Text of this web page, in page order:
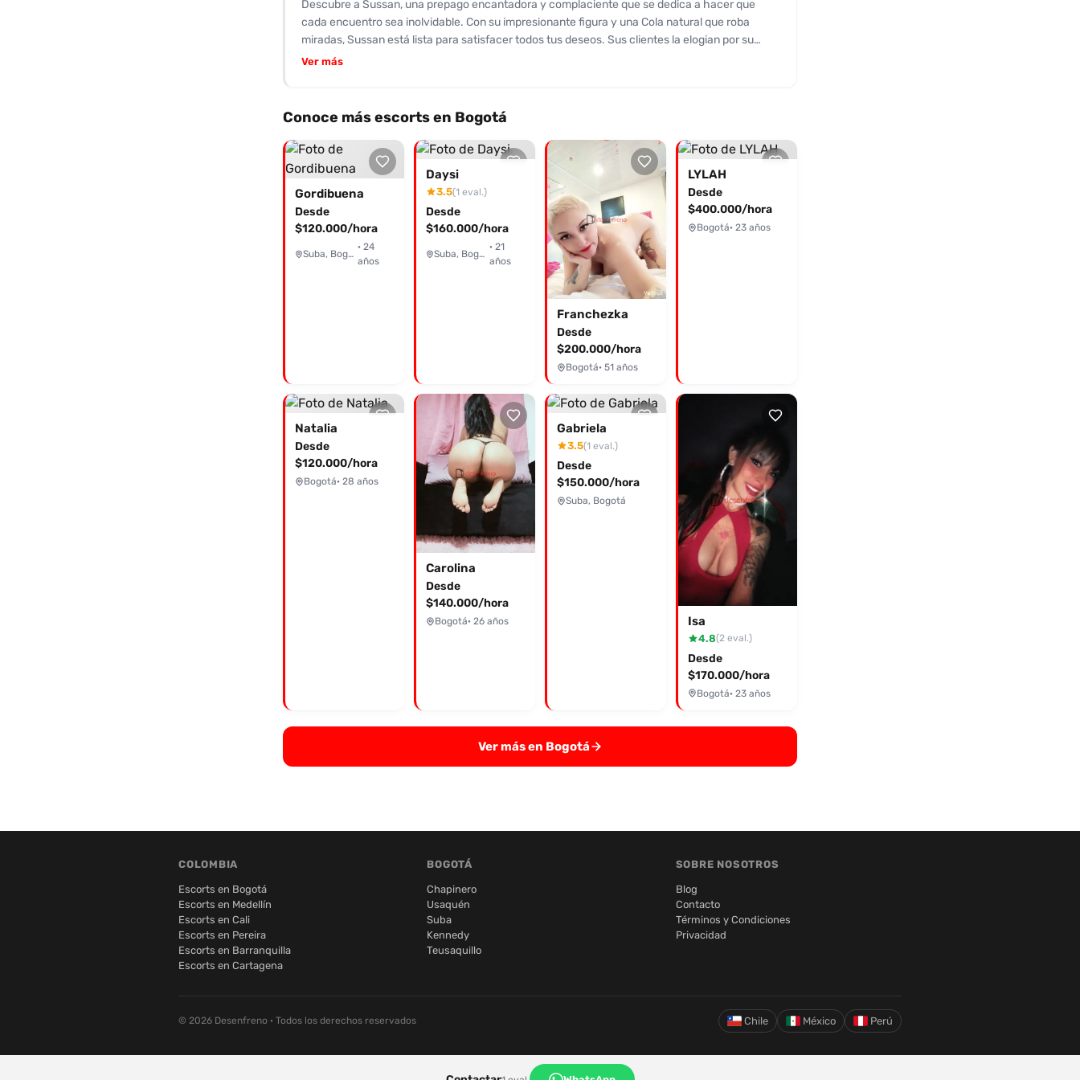
Descubre a Sussan, una prepago encantadora y complaciente que se dedica a hacer que
cada encuentro sea inolvidable. Con su impresionante figura y una Cola natural que roba
miradas, Sussan está lista para satisfacer todos tus deseos. Sus clientes la elogian por su
capacidad de hacerles sentir en el cielo, destacando su forma de jugar con su boca y manos.
contactar a Sussan. ¡Te está esperando para vivir momentos únicos!
Ver más
Conoce más escorts en Bogotá
Gordibuena
Desde
$120.000/hora
Suba, Bogotá
· 24
años
Daysi
3.5(1 eval.)
Desde
$160.000/hora
Suba, Bogotá
· 21
años
Franchezka
Desde
$200.000/hora
Bogotá· 51 años
LYLAH
Desde
$400.000/hora
Bogotá· 23 años
Natalia
Desde
$120.000/hora
Bogotá· 28 años
Carolina
Desde
$140.000/hora
Bogotá· 26 años
Gabriela
3.5(1 eval.)
Desde
$150.000/hora
Suba, Bogotá
Isa
4.8(2 eval.)
Desde
$170.000/hora
Bogotá· 23 años
Ver más en Bogotá
COLOMBIA
Escorts en Bogotá
Escorts en Medellín
Escorts en Cali
Escorts en Pereira
Escorts en Barranquilla
Escorts en Cartagena
BOGOTÁ
Chapinero
Usaquén
Suba
Kennedy
Teusaquillo
SOBRE NOSOTROS
Blog
Contacto
Términos y Condiciones
Privacidad
© 2026 Desenfreno · Todos los derechos reservados Chile México Perú